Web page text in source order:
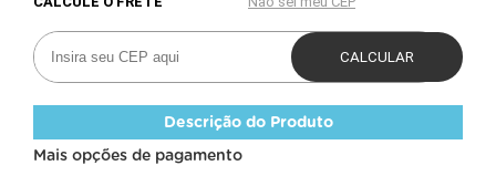
Descrição do Produto
Mais opções de pagamento